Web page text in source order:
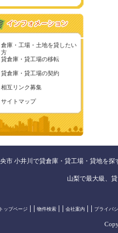
倉庫・工場・土地を貸したい
方
貸倉庫・貸工場の移転
貸倉庫・貸工場の契約
相互リンク募集
サイトマップ
市 小井川で貸倉庫・貸工場・貸地を
山梨で最大級、
トップページ 物件検索 会社案内 プライバ